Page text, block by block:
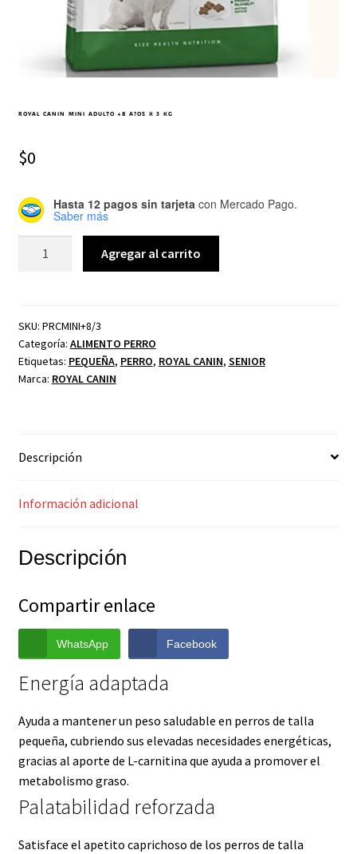
ROYAL CANIN MINI ADULTO +8 A?OS X 3 KG
$0
Hasta 12 pagos sin tarjetacon Mercado Pago.
Saber más
Agregar al carrito
SKU: PRCMINI+8/3
Categoría: ALIMENTO PERRO
Etiquetas: PEQUEÑA, PERRO, ROYAL CANIN, SENIOR
Marca: ROYAL CANIN
Descripción
Información adicional
Descripción
Compartir enlace
WhatsApp Facebook
Energía adaptada
Ayuda a mantener un peso saludable en perros de talla
pequeña, cubriendo sus elevadas necesidades energéticas,
gracias al aporte de L-carnitina que ayuda a promover el
metabolismo graso.
Palatabilidad reforzada
Satisface el apetito caprichoso de los perros de talla